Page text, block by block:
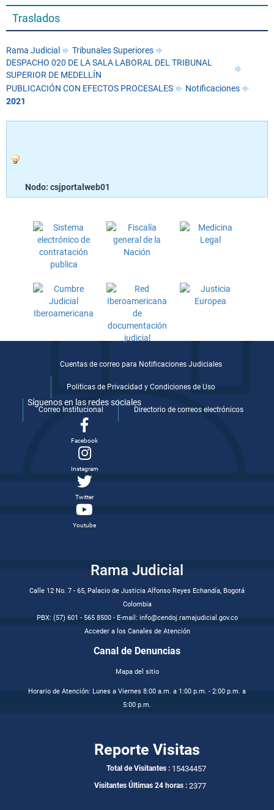
Traslados
Rama Judicial
Tribunales Superiores
DESPACHO 020 DE LA SALA LABORAL DEL TRIBUNAL
SUPERIOR DE MEDELLÍN
PUBLICACIÓN CON EFECTOS PROCESALES
Notificaciones
2021
Nodo: csjportalweb01
Cuentas de correo para Notificaciones Judiciales
Politicas de Privacidad y Condiciones de Uso
Correo Institucional Directorio de correos electrónicos
Síguenos en las redes sociales
Facebook
Instagram
Twitter
Youtube
Rama Judicial
Calle 12 No. 7 - 65, Palacio de Justicia Alfonso Reyes Echandía, Bogotá
Colombia
PBX: (57) 601 - 565 8500 - E-mail: info@cendoj.ramajudicial.gov.co
Acceder a los Canales de Atención
Canal de Denuncias
Mapa del sitio
Horario de Atención: Lunes a Viernes 8:00 a.m. a 1:00 p.m. - 2:00 p.m. a
5:00 p.m.
Reporte Visitas
Total de Visitantes : 15434457
Visitantes Últimas 24 horas : 2377